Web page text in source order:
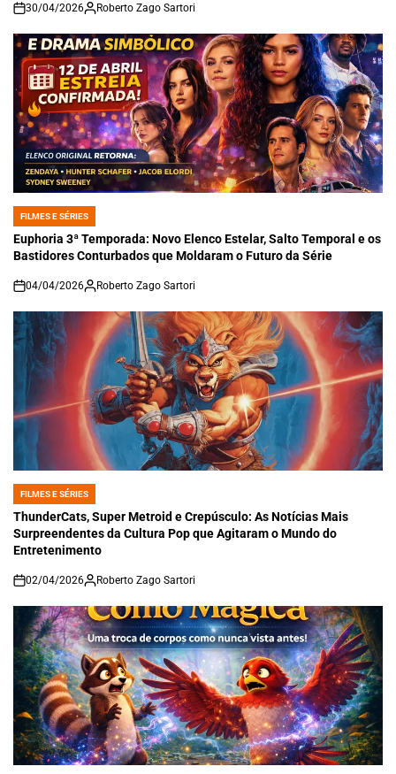
on
30/04/2026 Roberto Zago Sartori
POSTED
IN
FILMES E SÉRIES
Euphoria 3ª Temporada: Novo Elenco Estelar, Salto Temporal e os
Bastidores Conturbados que Moldaram o Futuro da Série
on
04/04/2026 Roberto Zago Sartori
POSTED
IN
FILMES E SÉRIES
ThunderCats, Super Metroid e Crepúsculo: As Notícias Mais
Surpreendentes da Cultura Pop que Agitaram o Mundo do
Entretenimento
on
02/04/2026 Roberto Zago Sartori